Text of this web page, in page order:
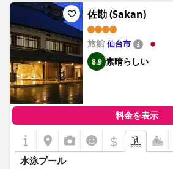
佐勘 (Sakan)
旅館 仙台市
8.9 素晴らしい
料金を表示
$
水泳プール